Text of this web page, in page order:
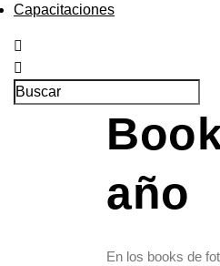
Capacitaciones
año
En los books de